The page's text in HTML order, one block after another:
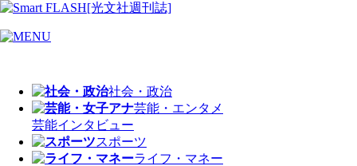
社会・政治
芸能・エンタメ
芸能インタビュー
スポーツ
ライフ・マネー